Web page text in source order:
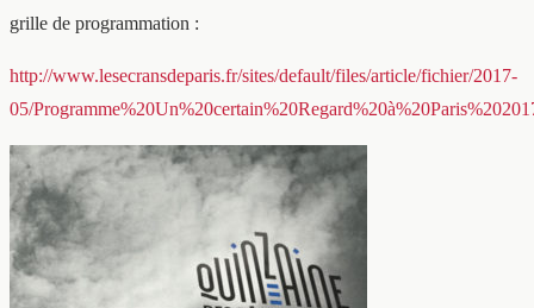
grille de programmation :
http://www.lesecransdeparis.fr/sites/default/files/article/fichier/2017-
05/